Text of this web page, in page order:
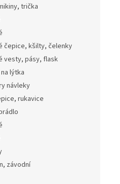
trička
čepice, kšilty, čelenky
vesty, pásy, flask
lýtka
návleky
rukavice
závodní